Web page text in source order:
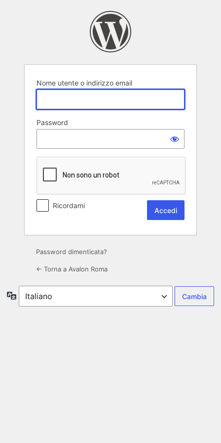
Nome utente o indirizzo email
Password
Ricordami
Password dimenticata?
← Torna a Avalon Roma
Lingua